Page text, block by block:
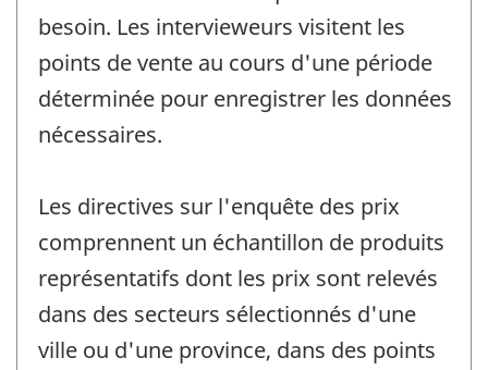
besoin. Les intervieweurs visitent les
points de vente au cours d'une période
déterminée pour enregistrer les données
nécessaires.
Les directives sur l'enquête des prix
comprennent un échantillon de produits
représentatifs dont les prix sont relevés
dans des secteurs sélectionnés d'une
ville ou d'une province, dans des points